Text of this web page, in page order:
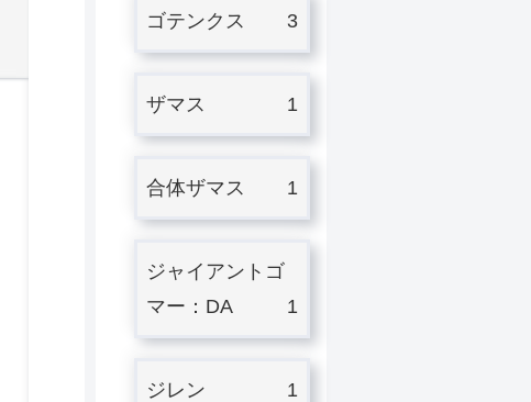
ゴテンクス 3
ザマス 1
合体ザマス 1
ジャイアントゴ
マー：DA
1
ジレン 1